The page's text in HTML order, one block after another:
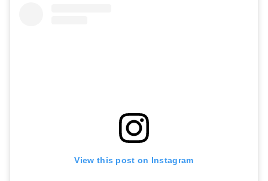
View this post on Instagram